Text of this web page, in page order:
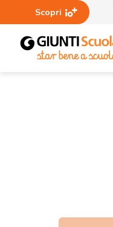
Scopri